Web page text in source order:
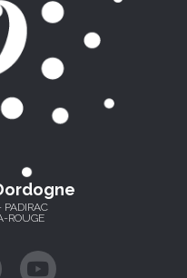
PADIRAC
ROUGE